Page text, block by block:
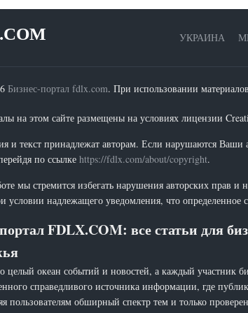
УКРАИНА
Бизнес-портал fdlx.com. При использовании
на этом сайте размещены на условиях лицензии
и текст принадлежат авторам. Если нарушаются Ваши
по ссылке https://fdlx.com/about/copyright.
мы стремится избегать нарушения авторских прав и
условии надлежащего уведомления, что
FDLX.COM: все статьи для
целый океан событий и новостей, а каждый участник
справедливого источника информации, где
пользователям обширный спектр тем и только